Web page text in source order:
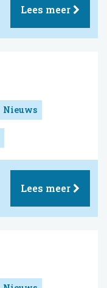
Lees meer
Nieuws
Lees meer